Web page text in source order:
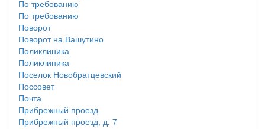
По требованию
По требованию
Поворот
Поворот на Вашутино
Поликлиника
Поликлиника
Поселок Новобратцевский
Поссовет
Почта
Прибрежный проезд
Прибрежный проезд, д. 7